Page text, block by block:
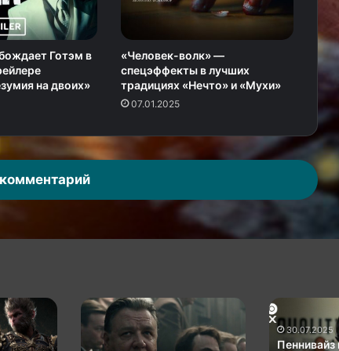
Готэм в
на двоих»
«Человек-волк» —
спецэффекты в лучших
традициях «Нечто» и «Мухи»
07.01.2025
Нацист
Рассел
Кроу
Пеннивайз
не
даёт
30.07.2025
Пеннивайз